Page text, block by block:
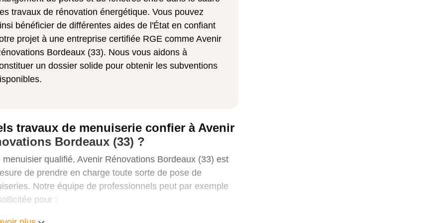
travaux de rénovation énergétique. Vous pouvez
bénéficier de différentes aides de l'État en confiant
projet à une entreprise certifiée RGE comme Avenir
Bordeaux (33). Nous vous aidons à
un dossier solide pour obtenir les subventions
travaux de menuiserie confier à Avenir
Bordeaux (33) ?
menuisier qualifié, Avenir Rénovations Bordeaux (33) est
de prendre en charge toute sorte de pose de
Notre équipe de professionnels peut par exemple
pour :
de fenêtres PVC